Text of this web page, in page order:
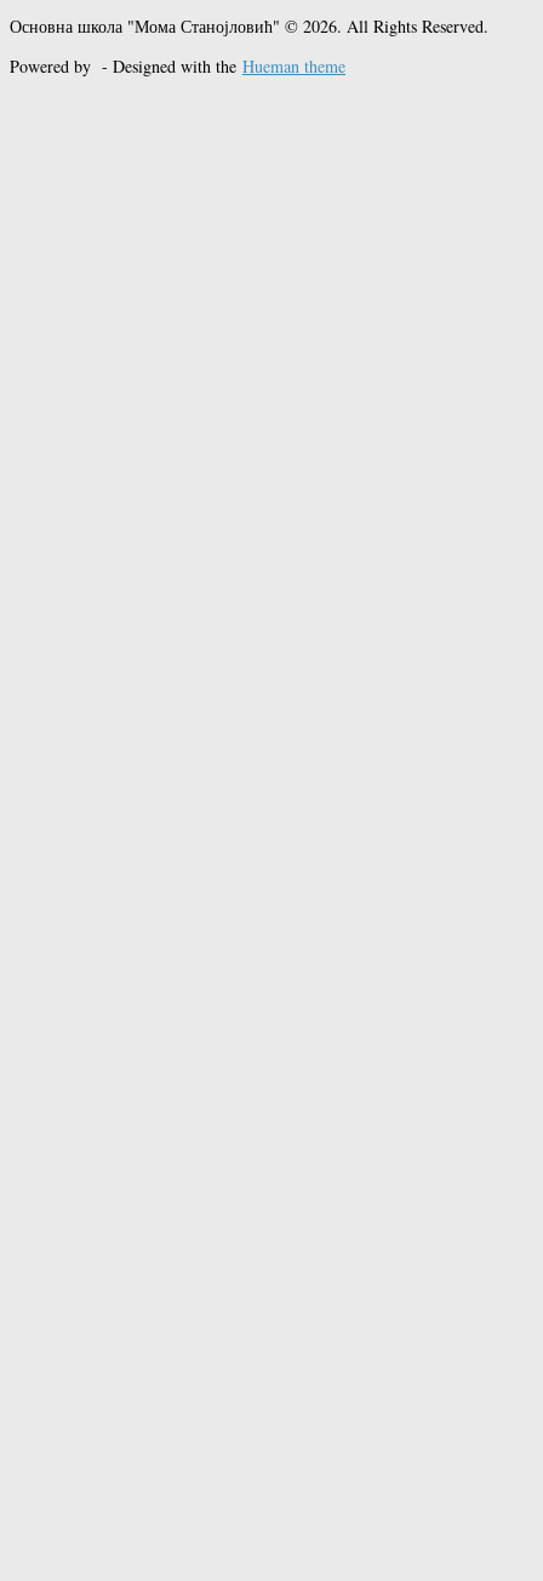
Основна школа "Мома Станојловић" © 2026. All Rights Reserved.
Powered by - Designed with the Hueman theme